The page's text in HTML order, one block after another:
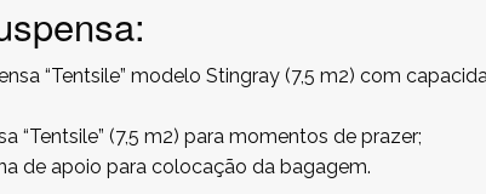
“Tentsile” modelo Stingray (7,5 m2) com
“Tentsile” (7,5 m2) para momentos de prazer;
de apoio para colocação da bagagem.